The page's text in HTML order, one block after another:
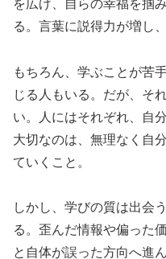
を広げ、自らの幸福を掴
る。言葉に説得力が増し
もちろん、学ぶことが苦
じる人もいる。だが、そ
い。人にはそれぞれ、自
大切なのは、無理なく自
ていくこと。
しかし、学びの質は出会
る。歪んだ情報や偏った
と自体が誤った方向へ進